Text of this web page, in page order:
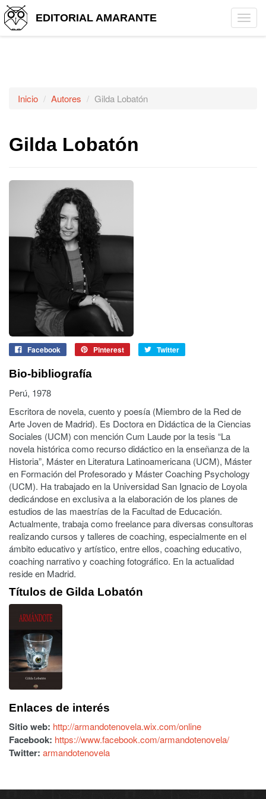
EDITORIAL AMARANTE
Inicio Autores Gilda Lobatón
Gilda Lobatón
Facebook Pinterest Twitter
Bio-bibliografía
Perú, 1978
Escritora de novela, cuento y poesía (Miembro de la Red de
Arte Joven de Madrid). Es Doctora en Didáctica de la Ciencias
Sociales (UCM) con mención Cum Laude por la tesis “La
novela histórica como recurso didáctico en la enseñanza de la
Historia”, Máster en Literatura Latinoamericana (UCM), Máster
en Formación del Profesorado y Máster Coaching Psychology
(UCM). Ha trabajado en la Universidad San Ignacio de Loyola
dedicándose en exclusiva a la elaboración de los planes de
estudios de las maestrías de la Facultad de Educación.
Actualmente, trabaja como freelance para diversas consultoras
realizando cursos y talleres de coaching, especialmente en el
ámbito educativo y artístico, entre ellos, coaching educativo,
coaching narrativo y coaching fotográfico. En la actualidad
reside en Madrid.
Títulos de Gilda Lobatón
Enlaces de interés
Sitio web: http://armandotenovela.wix.com/online
Facebook: https://www.facebook.com/armandotenovela/
Twitter: armandotenovela